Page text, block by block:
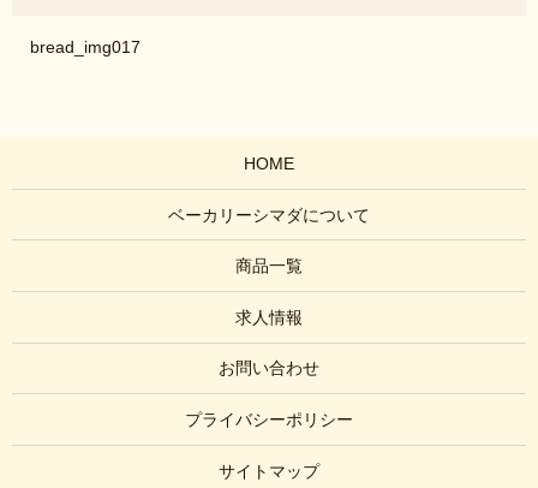
bread_img017
HOME
ベーカリーシマダについて
商品一覧
求人情報
お問い合わせ
プライバシーポリシー
サイトマップ